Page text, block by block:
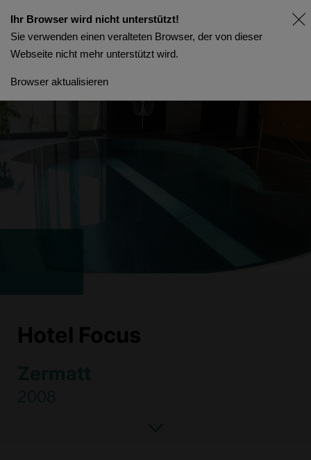
Hotel Focus
Ihr Browser wird nicht unterstützt!
Sie verwenden einen veralteten Browser, der von dieser
Webseite nicht mehr unterstützt wird.
Browser aktualisieren